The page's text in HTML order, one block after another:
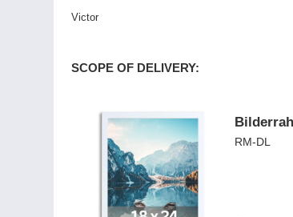
Victor
SCOPE OF DELIVERY:
RM-DL